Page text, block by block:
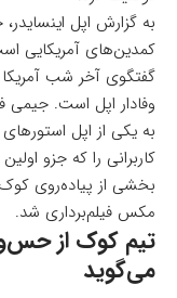
به گزارش اپل اینسایدر،
کمدین‌های آمریکایی
گفتگوی آخر شب آمریکا
به یکی از اپل
مکس فیلم‌برداری شد.
تیم کوک از
می‌گوید